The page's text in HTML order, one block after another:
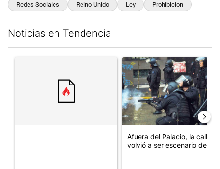
Redes Sociales Reino Unido Ley Prohibicion
Noticias en Tendencia
Un artículo de tendencia con el título "" con 6 comentarios.
Un artículo de tendencia con
Afuera del Palacio, la calle
volvió a ser escenario de ...